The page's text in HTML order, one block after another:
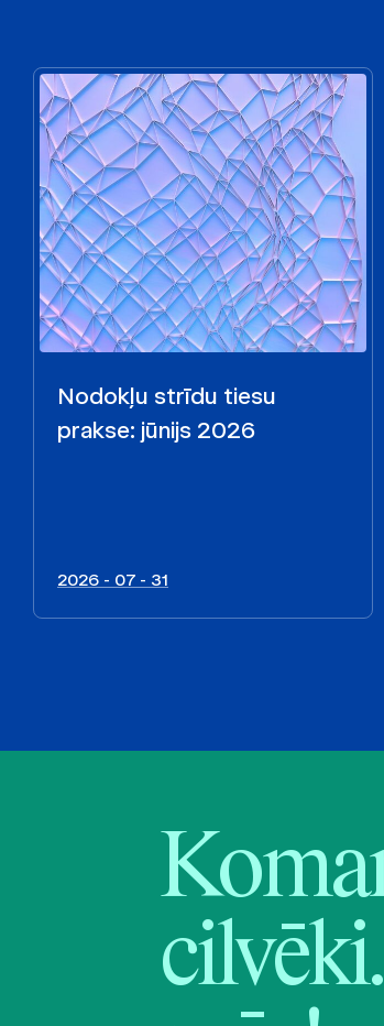
Nodokļu strīdu tiesu
prakse: jūnijs 2026
2026 - 07 - 31